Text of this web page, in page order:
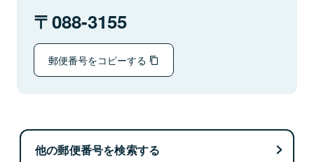
088-3155
郵便番号をコピーする
他の郵便番号を検索する